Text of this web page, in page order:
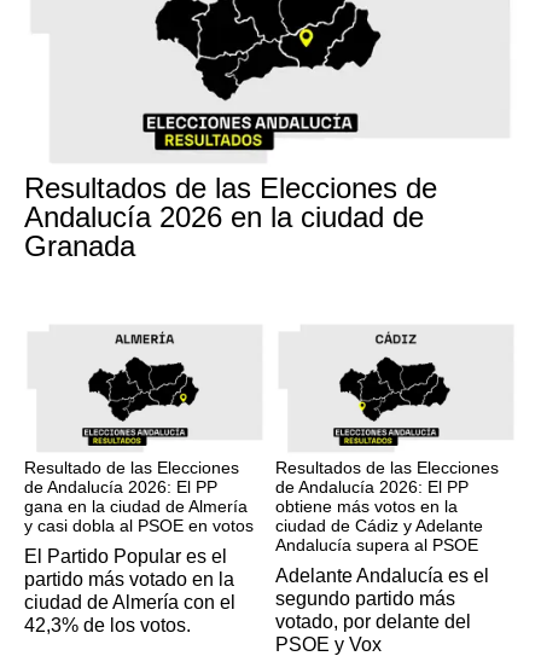
Resultados de las Elecciones de
Andalucía 2026 en la ciudad de
Granada
Resultado de las Elecciones
de Andalucía 2026: El PP
gana en la ciudad de Almería
y casi dobla al PSOE en votos
El Partido Popular es el
partido más votado en la
ciudad de Almería con el
42,3% de los votos.
Resultados de las Elecciones
de Andalucía 2026: El PP
obtiene más votos en la
ciudad de Cádiz y Adelante
Andalucía supera al PSOE
Adelante Andalucía es el
segundo partido más
votado, por delante del
PSOE y Vox